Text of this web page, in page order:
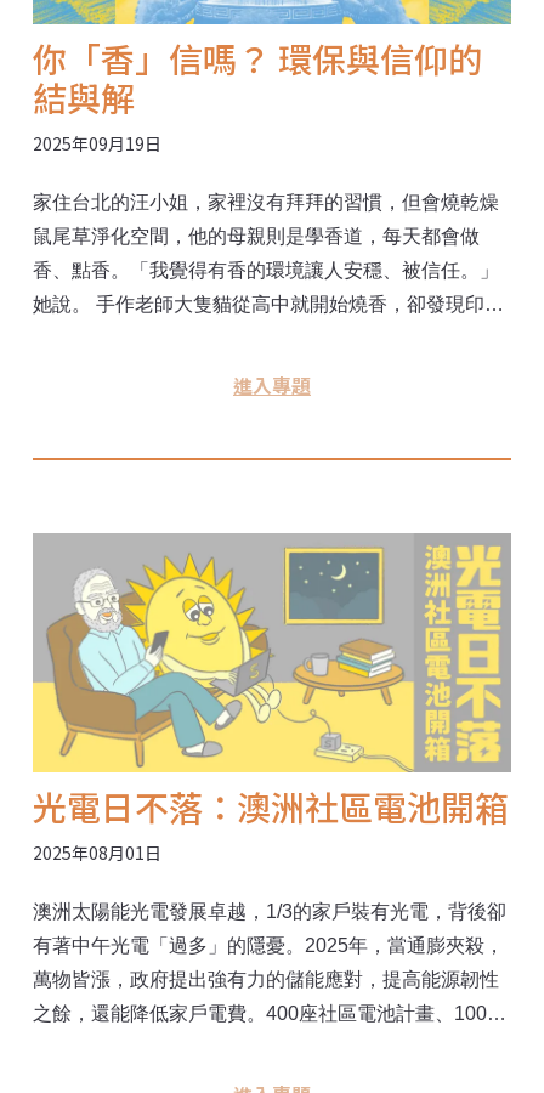
你「香」信嗎？ 環保與信仰的
結與解
2025年09月19日
家住台北的汪小姐，家裡沒有拜拜的習慣，但會燒乾燥
鼠尾草淨化空間，他的母親則是學香道，每天都會做
香、點香。「我覺得有香的環境讓人安穩、被信任。」
她說。 手作老師大隻貓從高中就開始燒香，卻發現印度
製香工廠檢查製香過程，為了健康，選用純木粉製作的
師，當香火漸減，他們如何回應。 有人說，香就像人與
神靈之間的Wi-Fi。在保持與神靈連線的同時，如何降低
拜香者自身的健康危害？而當法令規範還未完備時，環
保香、電子香如何以另一種形式，把香帶離信仰、進入
日常？
進入專題
光電日不落：澳洲社區電池開箱
2025年08月01日
澳洲太陽能光電發展卓越，1/3的家戶裝有光電，背後卻
有著中午光電「過多」的隱憂。2025年，當通膨夾殺，
萬物皆漲，政府提出強有力的儲能應對，提高能源韌性
之餘，還能降低家戶電費。400座社區電池計畫、100萬
頸？《環境資訊中心》走入澳洲社區，看見亞太地區國